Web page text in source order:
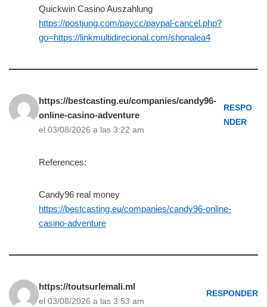
Quickwin Casino Auszahlung
https://postjung.com/paycc/paypal-cancel.php?
go=https://linkmultidirecional.com/shonalea4
https://bestcasting.eu/companies/candy96-
online-casino-adventure
el 03/08/2026 a las 3:22 am
RESPO
NDER
References:
Candy96 real money
https://bestcasting.eu/companies/candy96-online-
casino-adventure
https://toutsurlemali.ml
el 03/08/2026 a las 3:53 am
RESPONDER